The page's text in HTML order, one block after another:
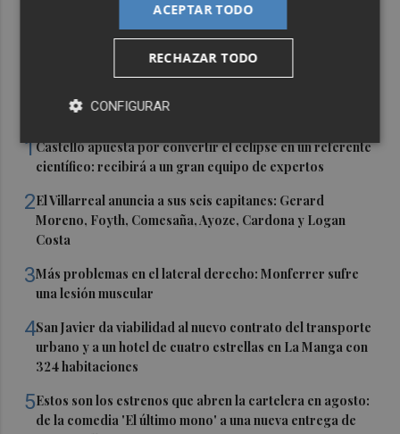
Últimas Noticias
1Castelló apuesta por convertir el eclipse en un referente
científico: recibirá a un gran equipo de expertos
2El Villarreal anuncia a sus seis capitanes: Gerard
Moreno, Foyth, Comesaña, Ayoze, Cardona y Logan
Costa
3Más problemas en el lateral derecho: Monferrer sufre
una lesión muscular
4San Javier da viabilidad al nuevo contrato del transporte
urbano y a un hotel de cuatro estrellas en La Manga con
324 habitaciones
5Estos son los estrenos que abren la cartelera en agosto:
de la comedia 'El último mono' a una nueva entrega de
ACEPTAR TODO
RECHAZAR TODO
CONFIGURAR